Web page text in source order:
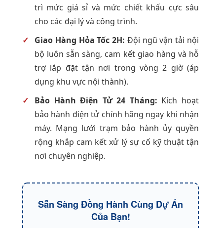
trì mức giá sỉ và mức chiết khấu cực sâu
cho các đại lý và công trình.
Giao Hàng Hỏa Tốc 2H: Đội ngũ vận tải nội
bộ luôn sẵn sàng, cam kết giao hàng và hỗ
trợ lắp đặt tận nơi trong vòng 2 giờ (áp
dụng khu vực nội thành).
Bảo Hành Điện Tử 24 Tháng: Kích hoạt
bảo hành điện tử chính hãng ngay khi nhận
máy. Mạng lưới trạm bảo hành ủy quyền
rộng khắp cam kết xử lý sự cố kỹ thuật tận
nơi chuyên nghiệp.
Sẵn Sàng Đồng Hành Cùng Dự Án
Của Bạn!